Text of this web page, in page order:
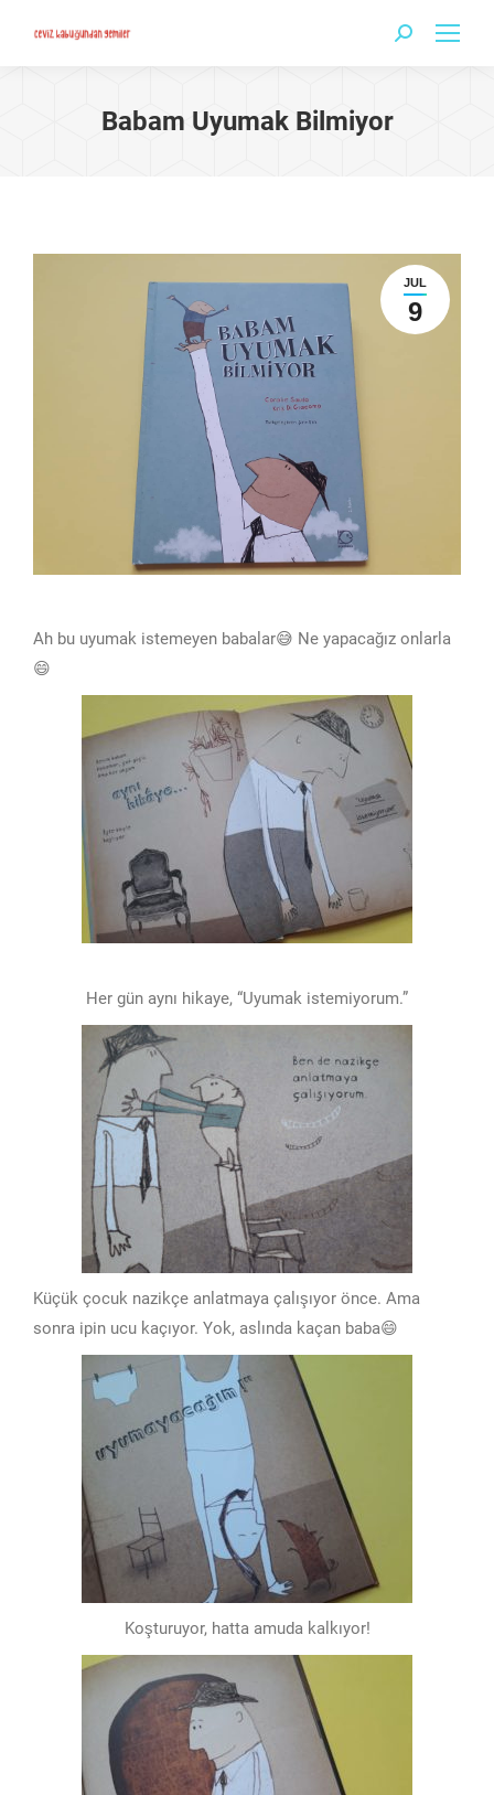
Search:
Babam Uyumak Bilmiyor
JUL
9
Ah bu uyumak istemeyen babalar😅 Ne yapacağız onlarla
😄
Her gün aynı hikaye, “Uyumak istemiyorum.”
Küçük çocuk nazikçe anlatmaya çalışıyor önce. Ama
sonra ipin ucu kaçıyor. Yok, aslında kaçan baba😄
Koşturuyor, hatta amuda kalkıyor!